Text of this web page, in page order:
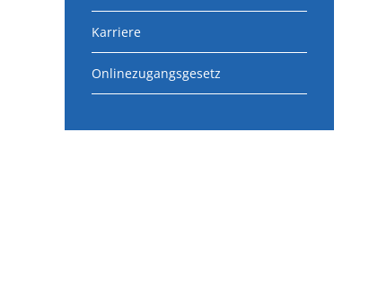
Karriere
Onlinezugangsgesetz